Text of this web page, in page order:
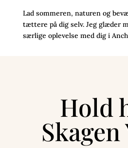
Lad sommeren, naturen og
tættere på dig selv. Jeg glæder
særlige oplevelse med dig i
Hold
Skagen